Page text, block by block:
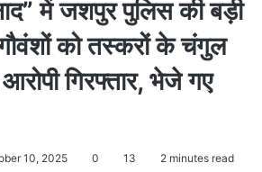
में जशपुर पुलिस की बड़ी
गौवंशों को तस्करों के चंगुल
गिरफ्तार, भेजे गए
10, 2025 0 13 2 minutes read